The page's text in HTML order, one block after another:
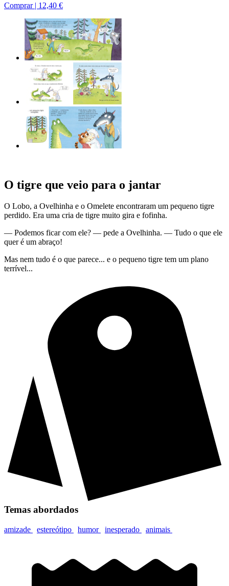
Comprar | 12,40 €
O tigre que veio para o jantar
O Lobo, a Ovelhinha e o Omelete encontraram um pequeno tigre
perdido. Era uma cria de tigre muito gira e fofinha.
— Podemos ficar com ele? — pede a Ovelhinha. — Tudo o que ele
quer é um abraço!
Mas nem tudo é o que parece... e o pequeno tigre tem um plano
terrível...
Temas abordados
amizade estereótipo humor inesperado animais